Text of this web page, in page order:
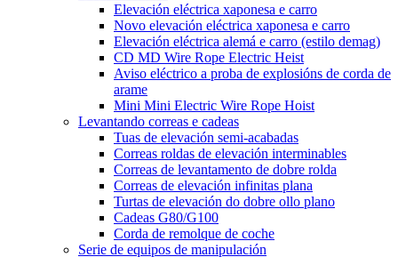
Elevación eléctrica xaponesa e carro
Novo elevación eléctrica xaponesa e carro
Elevación eléctrica alemá e carro (estilo demag)
CD MD Wire Rope Electric Heist
Aviso eléctrico a proba de explosións de corda de
arame
Mini Mini Electric Wire Rope Hoist
Levantando correas e cadeas
Tuas de elevación semi-acabadas
Correas roldas de elevación interminables
Correas de levantamento de dobre rolda
Correas de elevación infinitas plana
Turtas de elevación do dobre ollo plano
Cadeas G80/G100
Corda de remolque de coche
Serie de equipos de manipulación